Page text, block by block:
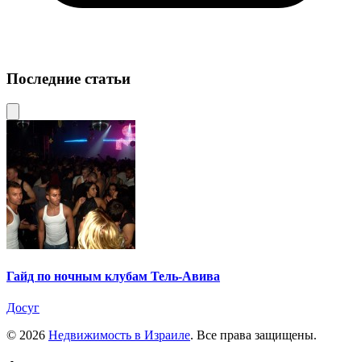
Последние статьи
Гайд по ночным клубам Тель-Авива
Досуг
© 2026 Недвижимость в Израиле. Все права защищены.